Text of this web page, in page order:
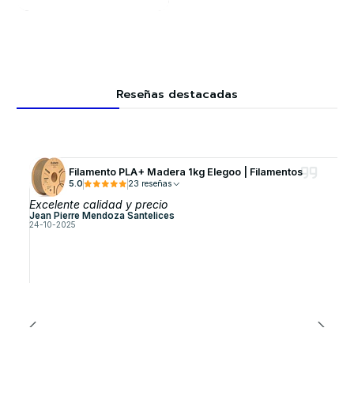
Reseñas destacadas
Filamento PLA+ Madera 1kg Elegoo | Filamentos
5.0 23 reseñas
Excelente calidad y precio
Jean Pierre Mendoza Santelices
24-10-2025